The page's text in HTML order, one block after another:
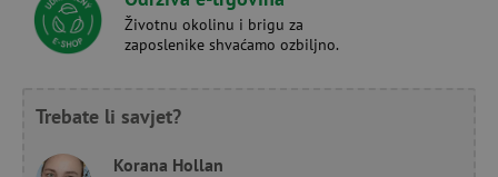
Životnu okolinu i brigu za
zaposlenike shvaćamo ozbiljno.
Trebate li savjet?
Korana Hollan